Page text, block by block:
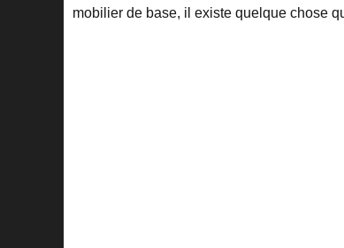
mobilier de base, il existe quelque chose